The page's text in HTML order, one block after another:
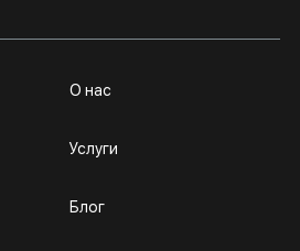
О нас
Услуги
Блог